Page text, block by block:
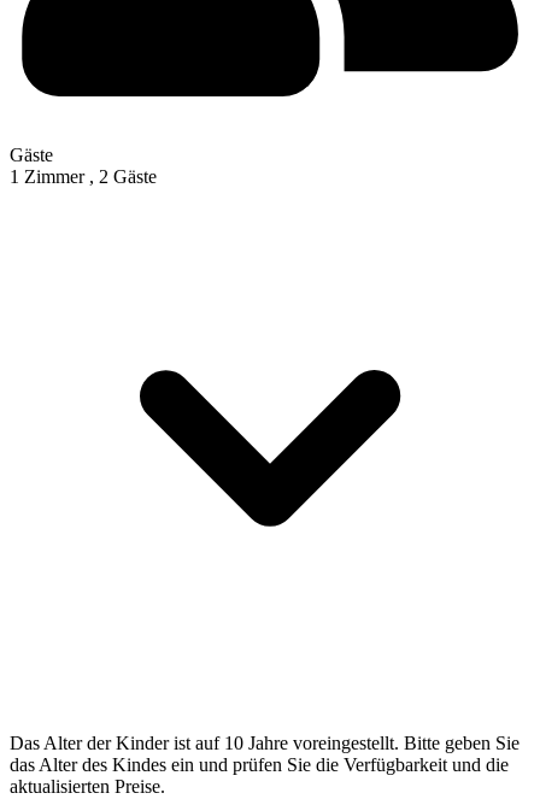
Gäste
1 Zimmer , 2 Gäste
Das Alter der Kinder ist auf 10 Jahre voreingestellt. Bitte geben Sie
das Alter des Kindes ein und prüfen Sie die Verfügbarkeit und die
aktualisierten Preise.